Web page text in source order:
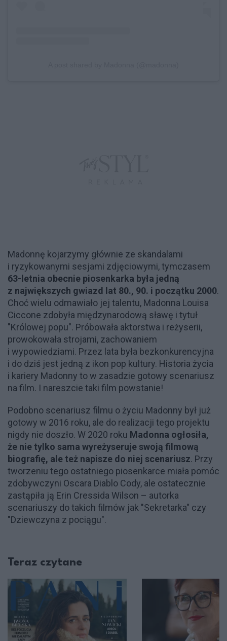
Madonnę kojarzymy głównie ze skandalami
i ryzykowanymi sesjami zdjęciowymi, tymczasem
63-letnia obecnie piosenkarka była jedną
z największych gwiazd lat 80., 90. i początku 2000.
Choć wielu odmawiało jej talentu, Madonna Louisa
Ciccone zdobyła międzynarodową sławę i tytuł
"Królowej popu". Próbowała aktorstwa i reżyserii,
prowokowała strojami, zachowaniem
i wypowiedziami. Przez lata była bezkonkurencyjna
i do dziś jest jedną z ikon pop kultury. Historia życia
i kariery Madonny to w zasadzie gotowy scenariusz
na film. I nareszcie taki film powstanie!
Podobno scenariusz filmu o życiu Madonny był już
gotowy w 2016 roku, ale do realizacji tego projektu
nigdy nie doszło. W 2020 roku Madonna ogłosiła,
że nie tylko sama wyreżyseruje swoją filmową
biografię, ale też napisze do niej scenariusz. Przy
tworzeniu tego ostatniego piosenkarce miała pomóc
zdobywczyni Oscara Diablo Cody, ale ostatecznie
zastąpiła ją Erin Cressida Wilson – autorka
scenariuszy do takich filmów jak "Sekretarka" czy
"Dziewczyna z pociągu".
Teraz czytane